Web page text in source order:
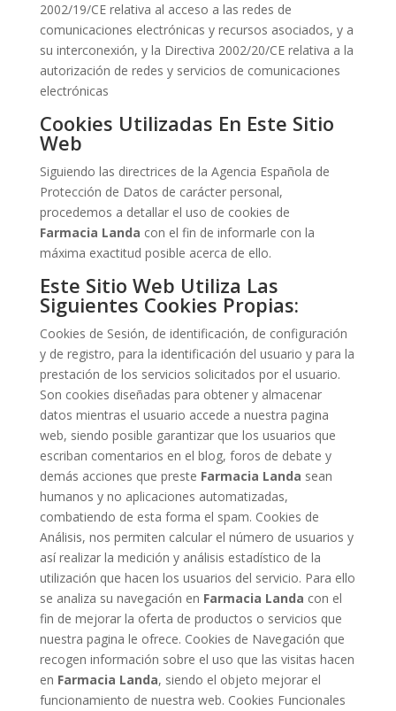
2002/19/CE relativa al acceso a las redes de
comunicaciones electrónicas y recursos asociados, y a
su interconexión, y la Directiva 2002/20/CE relativa a la
autorización de redes y servicios de comunicaciones
electrónicas
Cookies Utilizadas En Este Sitio
Web
Siguiendo las directrices de la Agencia Española de
Protección de Datos de carácter personal,
procedemos a detallar el uso de cookies de
Farmacia Landa con el fin de informarle con la
máxima exactitud posible acerca de ello.
Este Sitio Web Utiliza Las
Siguientes Cookies Propias:
Cookies de Sesión, de identificación, de configuración
y de registro, para la identificación del usuario y para la
prestación de los servicios solicitados por el usuario.
Son cookies diseñadas para obtener y almacenar
datos mientras el usuario accede a nuestra pagina
web, siendo posible garantizar que los usuarios que
escriban comentarios en el blog, foros de debate y
demás acciones que preste Farmacia Landa sean
humanos y no aplicaciones automatizadas,
combatiendo de esta forma el spam. Cookies de
Análisis, nos permiten calcular el número de usuarios y
así realizar la medición y análisis estadístico de la
utilización que hacen los usuarios del servicio. Para ello
se analiza su navegación en Farmacia Landa con el
fin de mejorar la oferta de productos o servicios que
nuestra pagina le ofrece. Cookies de Navegación que
recogen información sobre el uso que las visitas hacen
en Farmacia Landa, siendo el objeto mejorar el
funcionamiento de nuestra web. Cookies Funcionales